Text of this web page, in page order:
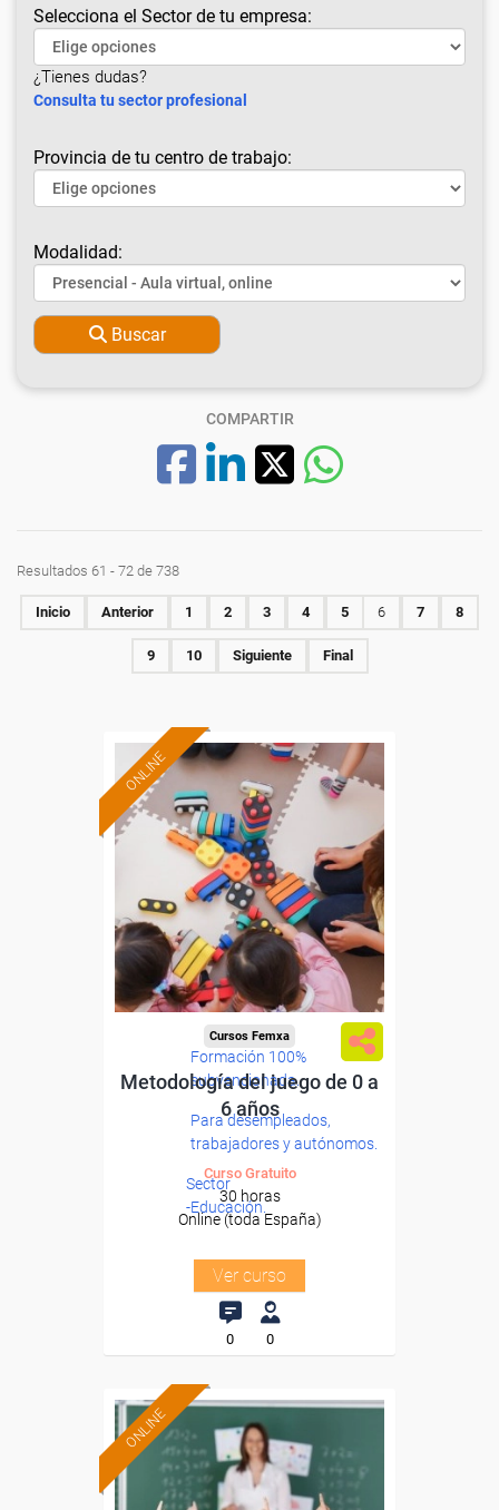
Selecciona el Sector de tu empresa:
¿Tienes dudas?
Consulta tu sector profesional
Provincia de tu centro de trabajo:
Modalidad:
Buscar
COMPARTIR
Resultados 61 - 72 de 738
Inicio Anterior 1 2 3 4 5 6 7 8
9 10 Siguiente Final
ONLINE
Formación 100%
subvencionada.
Para desempleados,
trabajadores y autónomos.
Sector
-Educación.
Cursos Femxa
Metodología del juego de 0 a
6 años
Curso Gratuito
30 horas
Online (toda España)
Ver curso
0 0
ONLINE